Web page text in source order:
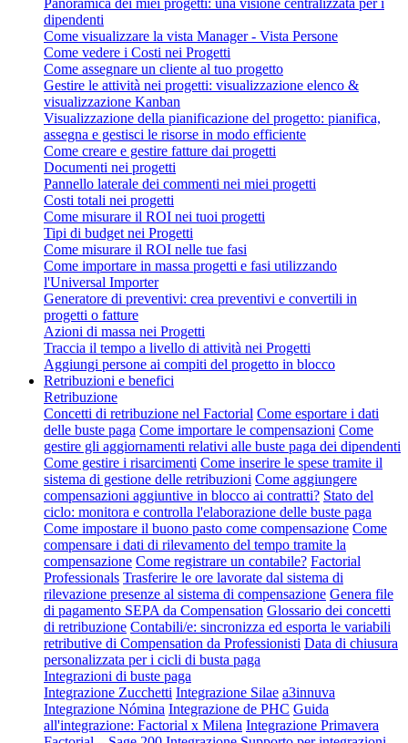
dipendenti
Come visualizzare la vista Manager - Vista Persone
Come vedere i Costi nei Progetti
Come assegnare un cliente al tuo progetto
Gestire le attività nei progetti: visualizzazione elenco &
visualizzazione Kanban
Visualizzazione della pianificazione del progetto: pianifica,
assegna e gestisci le risorse in modo efficiente
Come creare e gestire fatture dai progetti
Documenti nei progetti
Pannello laterale dei commenti nei miei progetti
Costi totali nei progetti
Come misurare il ROI nei tuoi progetti
Tipi di budget nei Progetti
Come misurare il ROI nelle tue fasi
Come importare in massa progetti e fasi utilizzando
l'Universal Importer
Generatore di preventivi: crea preventivi e convertili in
progetti o fatture
Azioni di massa nei Progetti
Traccia il tempo a livello di attività nei Progetti
Aggiungi persone ai compiti del progetto in blocco
Retribuzioni e benefici
Retribuzione
Concetti di retribuzione nel Factorial Come esportare i dati
delle buste paga Come importare le compensazioni Come
gestire gli aggiornamenti relativi alle buste paga dei dipendenti
Come gestire i risarcimenti Come inserire le spese tramite il
sistema di gestione delle retribuzioni Come aggiungere
compensazioni aggiuntive in blocco ai contratti? Stato del
ciclo: monitora e controlla l'elaborazione delle buste paga
Come impostare il buono pasto come compensazione Come
compensare i dati di rilevamento del tempo tramite la
compensazione Come registrare un contabile? Factorial
Professionals Trasferire le ore lavorate dal sistema di
rilevazione presenze al sistema di compensazione Genera file
di pagamento SEPA da Compensation Glossario dei concetti
di retribuzione Contabili/e: sincronizza ed esporta le variabili
retributive di Compensation da Professionisti Data di chiusura
personalizzata per i cicli di busta paga
Integrazioni di buste paga
Integrazione Zucchetti Integrazione Silae a3innuva
Integrazione Nómina Integrazione de PHC Guida
all'integrazione: Factorial x Milena Integrazione Primavera